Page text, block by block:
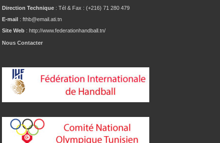
Direction Technique : Tél & Fax : (+216) 71 280 479
E-mail : fthb@email.ati.tn
Site Web : http://www.federationhandball.tn/
Nous Contacter